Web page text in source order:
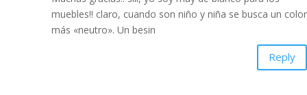
muebles!! claro, cuando son niño y niña se busca un color
más «neutro». Un besin
Reply